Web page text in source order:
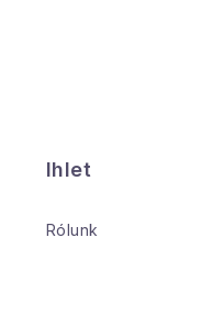
Ihlet
Rólunk